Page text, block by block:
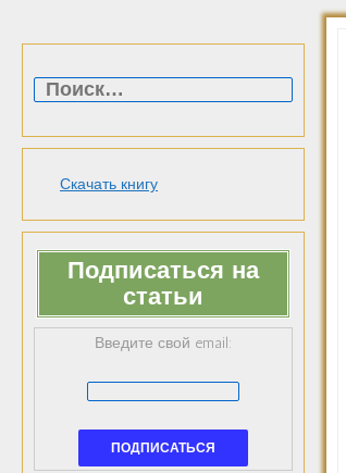
Скачать книгу
Подписаться на
статьи
Введите свой email: